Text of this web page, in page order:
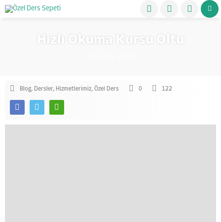
Hızlı Okuma Kursu Oltu
Blog, Dersler, Hizmetlerimiz, Özel Ders 0 122